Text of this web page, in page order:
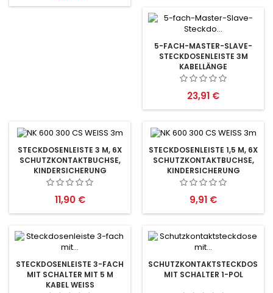
5-FACH-MASTER-SLAVE-
STECKDOSENLEISTE 3M
KABELLÄNGE
Preis
23,91 €
STECKDOSENLEISTE 3 M, 6X
SCHUTZKONTAKTBUCHSE,
KINDERSICHERUNG
Preis
11,90 €
STECKDOSENLEISTE 1,5 M, 6X
SCHUTZKONTAKTBUCHSE,
KINDERSICHERUNG
Preis
9,91 €
STECKDOSENLEISTE 3-FACH
MIT SCHALTER MIT 5 M
KABEL WEISS
SCHUTZKONTAKTSTECKDOSE
MIT SCHALTER 1-POL